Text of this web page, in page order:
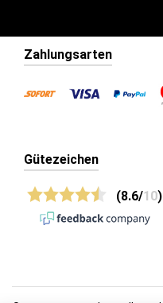
Zahlungsarten
Gütezeichen
(8.6/10)